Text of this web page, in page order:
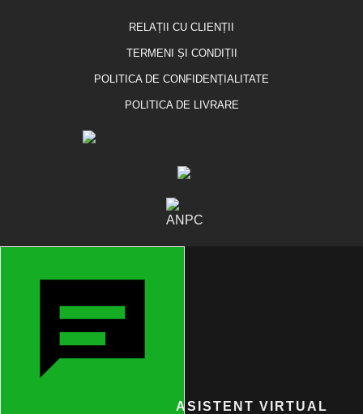
RELAȚII CU CLIENȚII
TERMENI ȘI CONDIȚII
POLITICA DE CONFIDENȚIALITATE
POLITICA DE LIVRARE
ASISTENT VIRTUAL